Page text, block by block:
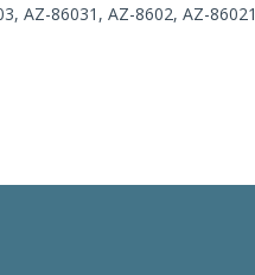
AZ-86031, AZ-8602, AZ-